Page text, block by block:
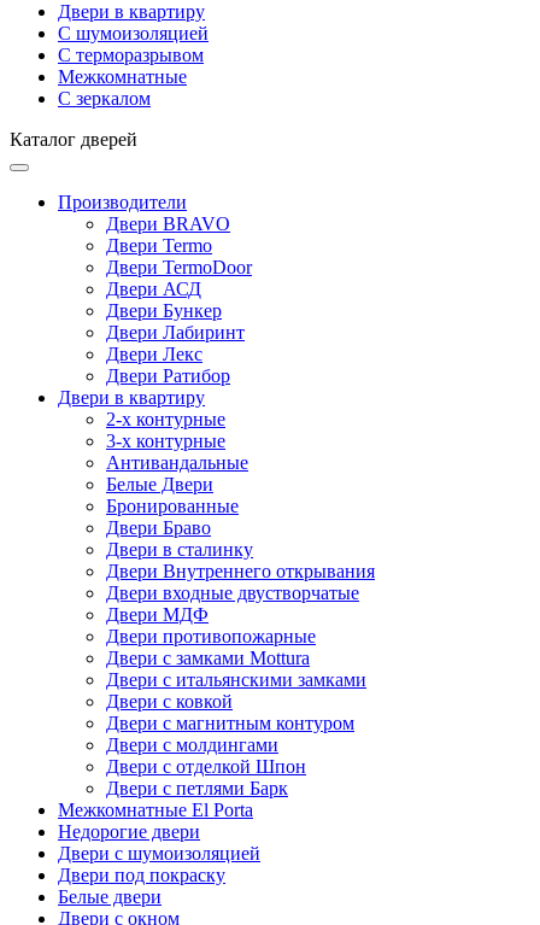
Двери в квартиру
С шумоизоляцией
С терморазрывом
Межкомнатные
С зеркалом
Каталог дверей
Производители
Двери BRAVO
Двери Termo
Двери TermoDoor
Двери АСД
Двери Бункер
Двери Лабиринт
Двери Лекс
Двери Ратибор
Двери в квартиру
2-х контурные
3-х контурные
Антивандальные
Белые Двери
Бронированные
Двери Браво
Двери в сталинку
Двери Внутреннего открывания
Двери входные двустворчатые
Двери МДФ
Двери противопожарные
Двери с замками Mottura
Двери с итальянскими замками
Двери с ковкой
Двери с магнитным контуром
Двери с молдингами
Двери с отделкой Шпон
Двери с петлями Барк
Межкомнатные El Porta
Недорогие двери
Двери с шумоизоляцией
Двери под покраску
Белые двери
Двери с окном